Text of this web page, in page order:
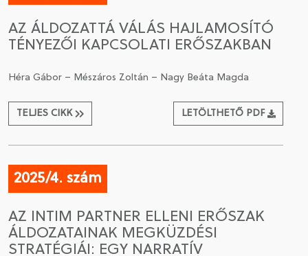
AZ ÁLDOZATTÁ VÁLÁS HAJLAMOSÍTÓ
TÉNYEZŐI KAPCSOLATI ERŐSZAKBAN
Héra Gábor – Mészáros Zoltán – Nagy Beáta Magda
TELJES CIKK LETÖLTHETŐ PDF
2025/4. szám
AZ INTIM PARTNER ELLENI ERŐSZAK
ÁLDOZATAINAK MEGKÜZDÉSI
STRATÉGIÁI: EGY NARRATÍV